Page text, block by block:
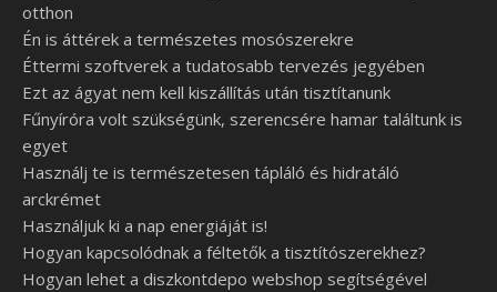
otthon
Én is áttérek a természetes mosószerekre
Éttermi szoftverek a tudatosabb tervezés jegyében
Ezt az ágyat nem kell kiszállítás után tisztítanunk
Fűnyíróra volt szükségünk, szerencsére hamar találtunk is
egyet
Használj te is természetesen tápláló és hidratáló
arckrémet
Használjuk ki a nap energiáját is!
Hogyan kapcsolódnak a féltetők a tisztítószerekhez?
Hogyan lehet a diszkontdepo webshop segítségével